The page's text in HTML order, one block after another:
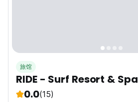
旅馆
RIDE - Surf Resort & Spa
0.0(15)